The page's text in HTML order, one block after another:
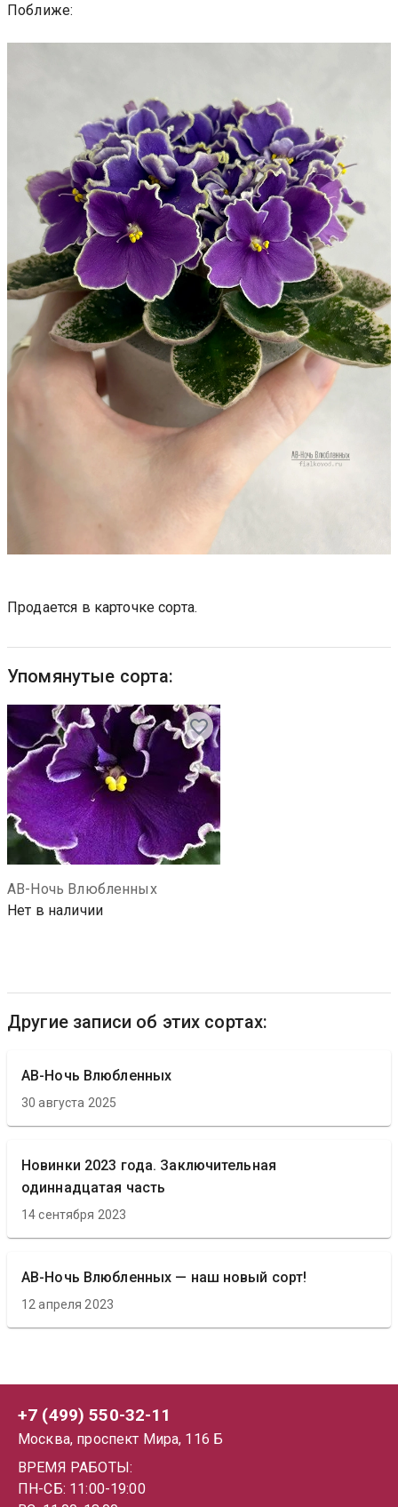
Поближе:
Продается в карточке сорта.
Упомянутые сорта:
АВ-Ночь Влюбленных
Нет в наличии
Другие записи об этих сортах:
АВ-Ночь Влюбленных
30 августа 2025
Новинки 2023 года. Заключительная
одиннадцатая часть
14 сентября 2023
АВ-Ночь Влюбленных — наш новый сорт!
12 апреля 2023
+7 (499) 550-32-11
Москва, проспект Мира, 116 Б
ВРЕМЯ РАБОТЫ:
ПН-СБ: 11:00-19:00